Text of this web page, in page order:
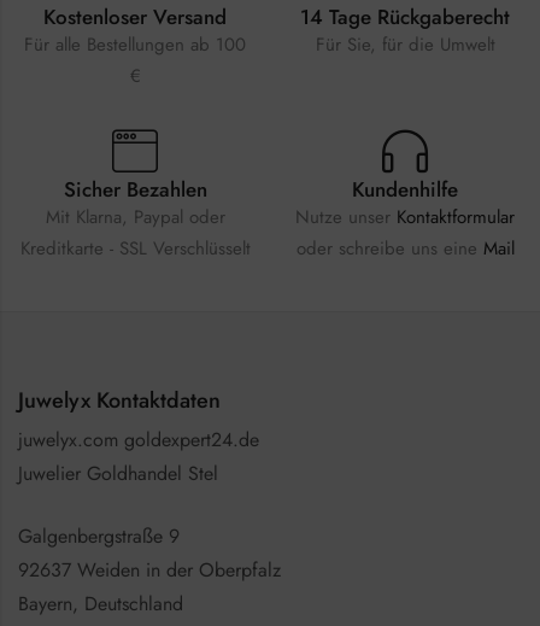
Kostenloser Versand
Für alle Bestellungen ab 100
€
14 Tage Rückgaberecht
Für Sie, für die Umwelt
Sicher Bezahlen
Mit Klarna, Paypal oder
Kreditkarte - SSL Verschlüsselt
Kundenhilfe
Nutze unser Kontaktformular
oder schreibe uns eine Mail
Juwelyx Kontaktdaten
juwelyx.com goldexpert24.de
Juwelier Goldhandel Stel
Galgenbergstraße 9
92637 Weiden in der Oberpfalz
Bayern, Deutschland